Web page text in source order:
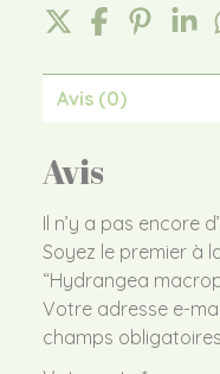
Avis (0)
Avis
Il n’y a pas encore
Soyez le premier à
“Hydrangea
Votre adresse e-
champs